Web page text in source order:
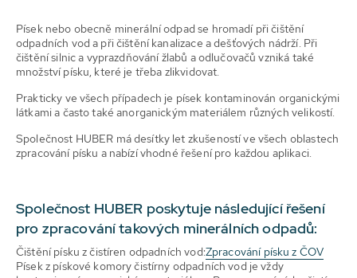
Písek nebo obecně minerální odpad se hromadí při čištění
odpadních vod a při čištění kanalizace a dešťových nádrží. Při
čištění silnic a vyprazdňování žlabů a odlučovačů vzniká také
množství písku, které je třeba zlikvidovat.
Prakticky ve všech případech je písek kontaminován organickými
látkami a často také anorganickým materiálem různých velikostí.
Společnost HUBER má desítky let zkušeností ve všech oblastech
zpracování písku a nabízí vhodné řešení pro každou aplikaci.
Společnost HUBER poskytuje následující řešení
pro zpracování takových minerálních odpadů:
Čištění písku z čistíren odpadních vod:Zpracování písku z ČOV
Písek z pískové komory čistírny odpadních vod je vždy